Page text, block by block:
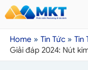
Home Tin Tức
Tin
Giải đáp 2024: Nút